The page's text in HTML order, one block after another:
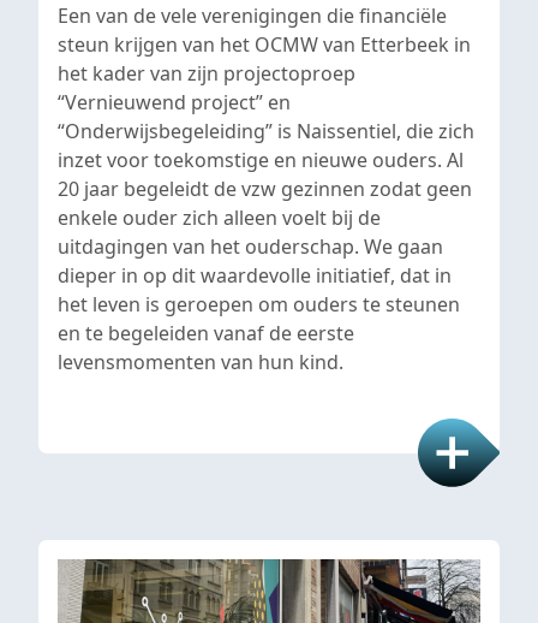
Een van de vele verenigingen die financiële
steun krijgen van het OCMW van Etterbeek in
het kader van zijn projectoproep
“Vernieuwend project” en
“Onderwijsbegeleiding” is Naissentiel, die zich
inzet voor toekomstige en nieuwe ouders. Al
20 jaar begeleidt de vzw gezinnen zodat geen
enkele ouder zich alleen voelt bij de
uitdagingen van het ouderschap. We gaan
dieper in op dit waardevolle initiatief, dat in
het leven is geroepen om ouders te steunen
en te begeleiden vanaf de eerste
levensmomenten van hun kind.